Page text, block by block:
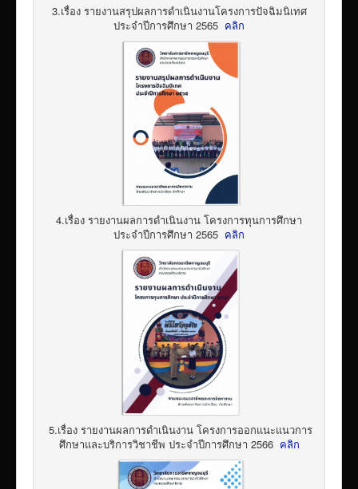
3.เรื่อง รายงานสรุปผลการดำเนินงานโครงการปัจฉิมนิเทศ
ประจำปีการศึกษา 2565 คลิก
4.เรื่อง รายงานผลการดำเนินงาน โครงการทุนการศึกษา
ประจำปีการศึกษา 2565 คลิก
5.เรื่อง รายงานผลการดำเนินงาน โครงการออกแนะแนวการ
ศึกษาและบริการวิชาชีพ ประจำปีการศึกษา 2566 คลิก